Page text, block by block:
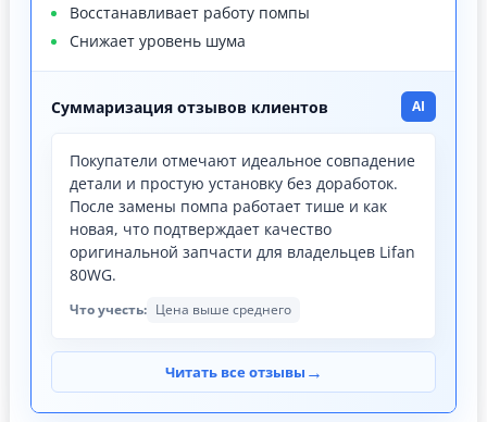
Восстанавливает работу помпы
Снижает уровень шума
Суммаризация отзывов клиентов AI
Покупатели отмечают идеальное совпадение
детали и простую установку без доработок.
После замены помпа работает тише и как
новая, что подтверждает качество
оригинальной запчасти для владельцев Lifan
80WG.
Что учесть: Цена выше среднего
Читать все отзывы →